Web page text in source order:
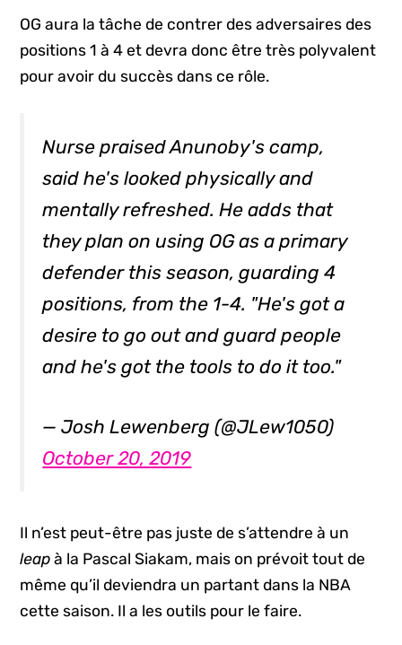
OG aura la tâche de contrer des adversaires des
positions 1 à 4 et devra donc être très polyvalent
pour avoir du succès dans ce rôle.
Nurse praised Anunoby's camp,
said he's looked physically and
mentally refreshed. He adds that
they plan on using OG as a primary
defender this season, guarding 4
positions, from the 1-4. "He's got a
desire to go out and guard people
and he's got the tools to do it too."
— Josh Lewenberg (@JLew1050)
October 20, 2019
Il n’est peut-être pas juste de s’attendre à un
leapà la Pascal Siakam, mais on prévoit tout de
même qu’il deviendra un partant dans la NBA
cette saison. Il a les outils pour le faire.